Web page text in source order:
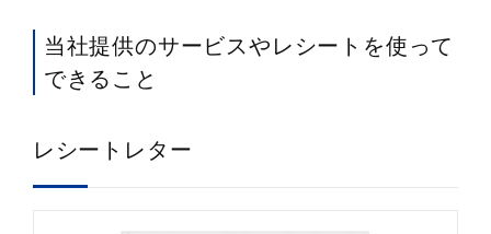
当社提供のサービスやレシートを使って
できること
レシートレター